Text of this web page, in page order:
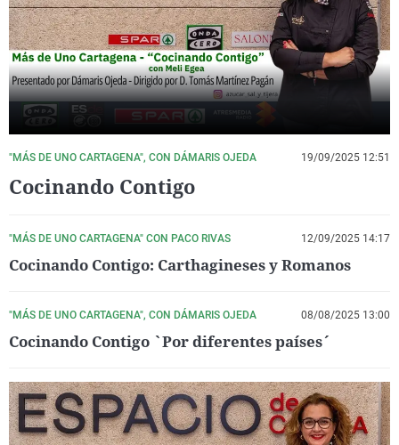
La rosa de los vientos
Gente viajera
Como el perro y el
Caso
Retornados
Equipo de
Operación Viuda
Extremadura
Galicia
La Rioja
Navarra
País Vasco
Virales
Televisión
Elecciones
"MÁS DE UNO CARTAGENA", CON DÁMARIS OJEDA 19/09/2025 12:51
Cocinando Contigo
"MÁS DE UNO CARTAGENA" CON PACO RIVAS 12/09/2025 14:17
Cocinando Contigo: Carthagineses y Romanos
"MÁS DE UNO CARTAGENA", CON DÁMARIS OJEDA 08/08/2025 13:00
Cocinando Contigo `Por diferentes países´